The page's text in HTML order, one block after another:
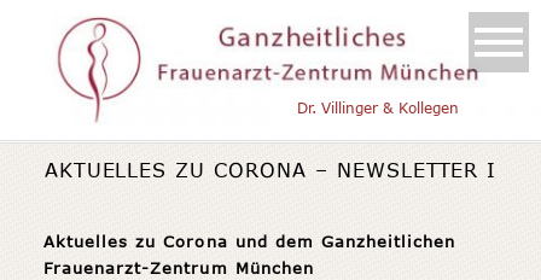
Dr. Villinger & Kollegen
AKTUELLES ZU CORONA – NEWSLETTER I
Aktuelles zu Corona und dem Ganzheitlichen
Frauenarzt-Zentrum München